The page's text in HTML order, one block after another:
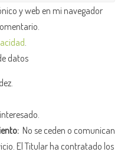
y web en mi navegador
datos
No se ceden o comunican
El Titular ha contratado los